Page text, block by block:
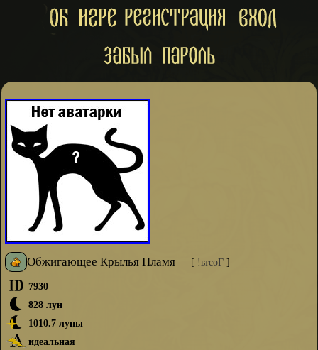
Обжигающее Крылья Пламя— [ !ьтсоГ]
7930
828 лун
1010.7 луны
идеальная